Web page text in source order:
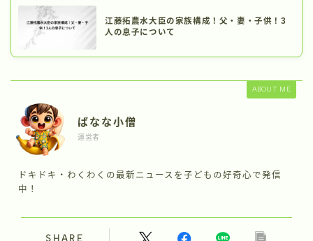
江藤拓農水大臣の家族構成！父・妻・子供！3
人の息子について
ABOUT ME
ばなな小僧
運営者
ドキドキ・わくわくの最新ニュースを子どもの好奇心で発信
中！
SHARE